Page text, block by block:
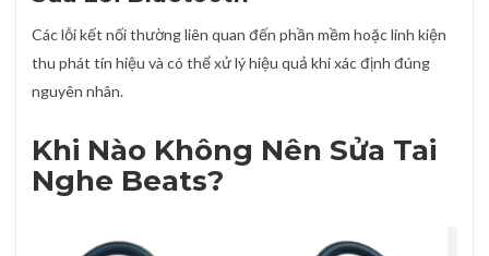
Các lỗi kết nối thường liên quan đến phần mềm hoặc linh kiện
thu phát tín hiệu và có thể xử lý hiệu quả khi xác định đúng
nguyên nhân.
Khi Nào Không Nên Sửa Tai
Nghe Beats?